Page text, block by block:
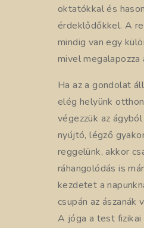
oktatókkal és
érdeklődőkkel. A
mindig van egy
mivel megalapozza
Ha az a gondolat
elég helyünk
végezzük az
nyújtó, légző
reggelünk, akkor
ráhangolódás is
kezdetet a
csupán az ászanák
A jóga a test fizikai